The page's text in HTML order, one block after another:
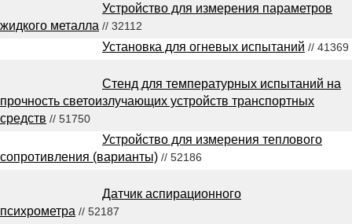
Устройство для измерения параметров
жидкого металла // 32112
Установка для огневых испытаний // 41369
Стенд для температурных испытаний на
прочность светоизлучающих устройств транспортных
средств // 51750
Устройство для измерения теплового
сопротивления (варианты) // 52186
Датчик аспирационного
психрометра // 52187